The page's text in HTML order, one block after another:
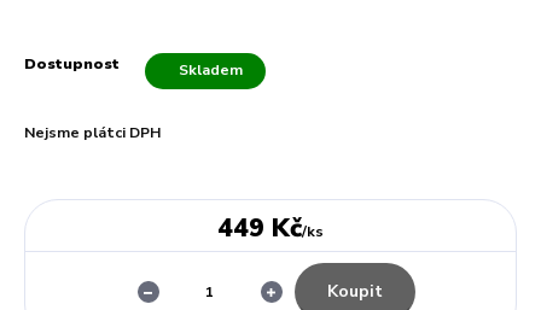
Dostupnost Skladem
Nejsme plátci DPH
449 Kč/ks
Koupit